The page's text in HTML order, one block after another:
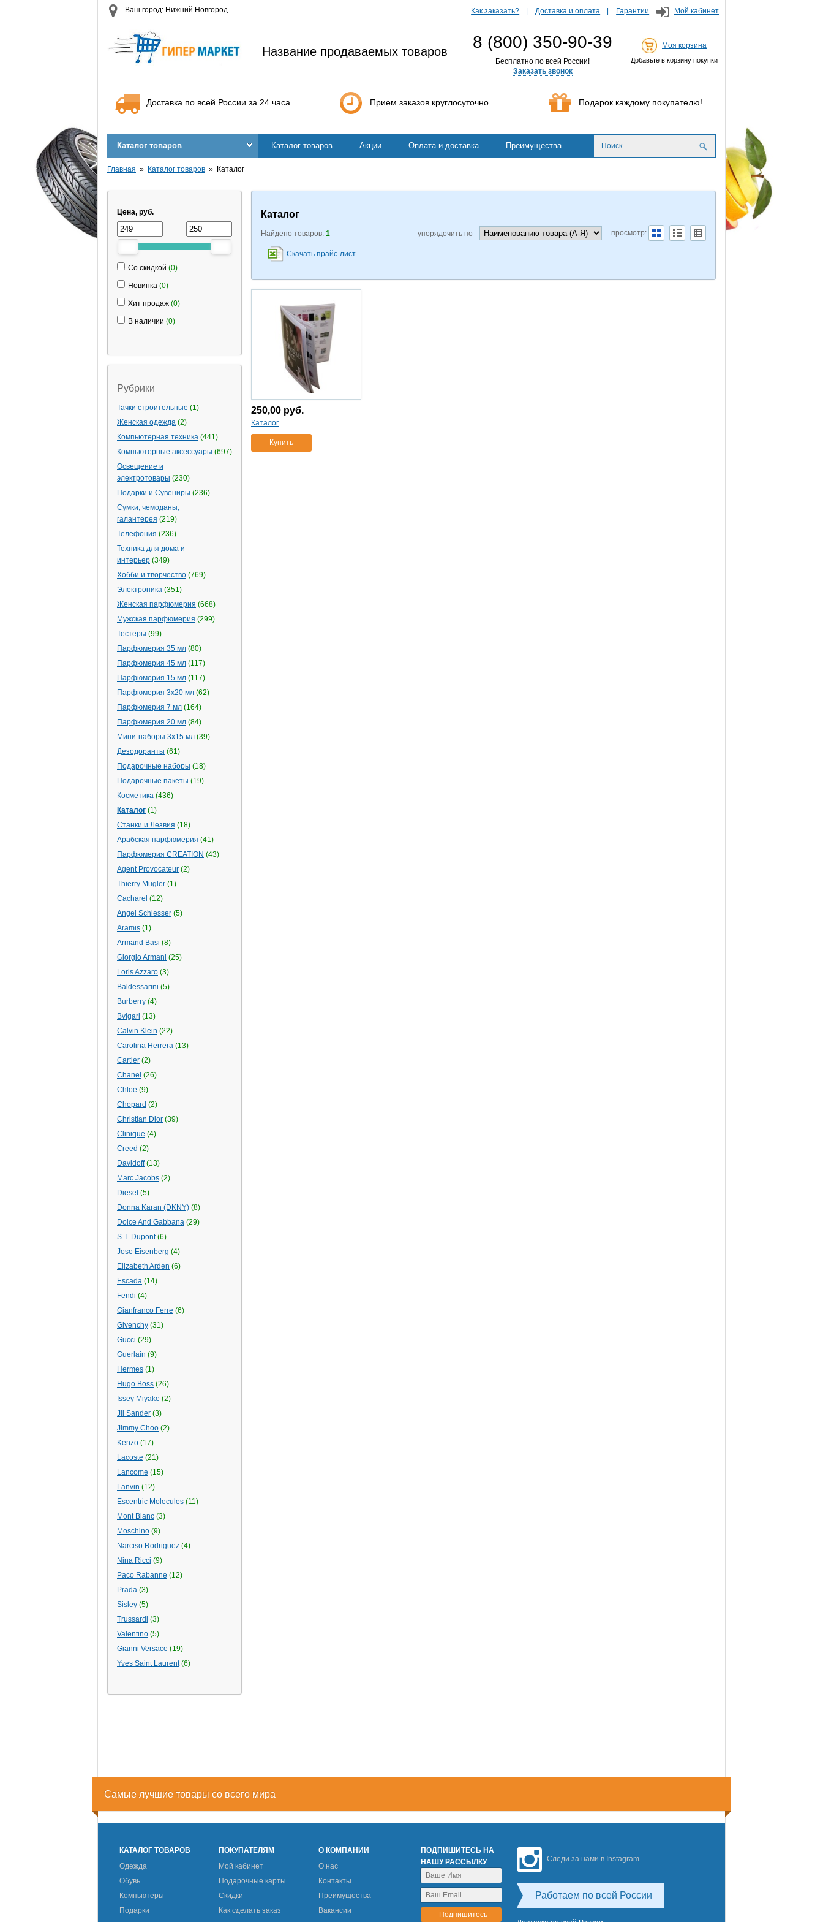
Ваш город: Нижний Новгород Как заказать? Доставка и оплата Гарантии Мой кабинет
Название продаваемых товаров 8 (800) 350-90-39
Бесплатно по всей России!
Заказать звонок
Моя корзина
Добавьте в корзину покупки
Доставка по всей России за 24 часа Прием заказов круглосуточно Подарок каждому покупателю!
Каталог товаров Каталог товаров Акции Оплата и доставка Преимущества
Главная Каталог товаров Каталог
Цена, руб.
—
Со скидкой (0)
Новинка (0)
Хит продаж (0)
В наличии (0)
Рубрики
Тачки строительные (1)
Женская одежда (2)
Компьютерная техника (441)
Компьютерные аксессуары (697)
Освещение и
электротовары (230)
Подарки и Сувениры (236)
Сумки, чемоданы,
галантерея (219)
Телефония (236)
Техника для дома и
интерьер (349)
Хобби и творчество (769)
Электроника (351)
Женская парфюмерия (668)
Мужская парфюмерия (299)
Тестеры (99)
Парфюмерия 35 мл (80)
Парфюмерия 45 мл (117)
Парфюмерия 15 мл (117)
Парфюмерия 3х20 мл (62)
Парфюмерия 7 мл (164)
Парфюмерия 20 мл (84)
Мини-наборы 3х15 мл (39)
Дезодоранты (61)
Подарочные наборы (18)
Подарочные пакеты (19)
Косметика (436)
Каталог (1)
Станки и Лезвия (18)
Арабская парфюмерия (41)
Парфюмерия CREATION (43)
Agent Provocateur (2)
Thierry Mugler (1)
Cacharel (12)
Angel Schlesser (5)
Aramis (1)
Armand Basi (8)
Giorgio Armani (25)
Loris Azzaro (3)
Baldessarini (5)
Burberry (4)
Bvlgari (13)
Calvin Klein (22)
Carolina Herrera (13)
Cartier (2)
Chanel (26)
Chloe (9)
Chopard (2)
Christian Dior (39)
Clinique (4)
Creed (2)
Davidoff (13)
Marc Jacobs (2)
Diesel (5)
Donna Karan (DKNY) (8)
Dolce And Gabbana (29)
S.T. Dupont (6)
Jose Eisenberg (4)
Elizabeth Arden (6)
Escada (14)
Fendi (4)
Gianfranco Ferre (6)
Givenchy (31)
Gucci (29)
Guerlain (9)
Hermes (1)
Hugo Boss (26)
Issey Miyake (2)
Jil Sander (3)
Jimmy Choo (2)
Kenzo (17)
Lacoste (21)
Lancome (15)
Lanvin (12)
Escentric Molecules (11)
Mont Blanc (3)
Moschino (9)
Narciso Rodriguez (4)
Nina Ricci (9)
Paco Rabanne (12)
Prada (3)
Sisley (5)
Trussardi (3)
Valentino (5)
Gianni Versace (19)
Yves Saint Laurent (6)
Каталог
Найдено товаров: 1 упорядочить по просмотр:
Скачать прайс-лист
250,00 руб.
Каталог
Купить
Самые лучшие товары со всего мира
КАТАЛОГ ТОВАРОВ
Одежда
Обувь
Компьютеры
Подарки
ПОКУПАТЕЛЯМ
Мой кабинет
Подарочные карты
Скидки
Как сделать заказ
О КОМПАНИИ
О нас
Контакты
Преимущества
Вакансии
ПОДПИШИТЕСЬ НА
НАШУ РАССЫЛКУ
Следи за нами в Instagram
Работаем по всей России